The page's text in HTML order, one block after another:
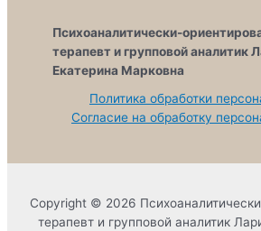
Психоаналитически-
терапевт и групповой аналитик
Екатерина Марковна
Политика обработки
Согласие на обработку
Copyright © 2026
терапевт и групповой аналитик